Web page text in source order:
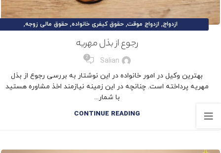
ازدواج, ازدواج موقت, حقوق کیفری خانواده, حقوق مالی زوجه,
مقالات حقوق خانواده ,مهریه, نفقه ,وکیل تخصصی خانوادهرجوع از بذل مهریه
Salian
2
بهترین وکیل در امور خانواده در این نوشتار به بررسی رجوع از بذل
مهریه پرداخته است. چنانچه در این زمینه نیازمند اخذ مشاوره هستید
با شمار...
CONTINUE READING